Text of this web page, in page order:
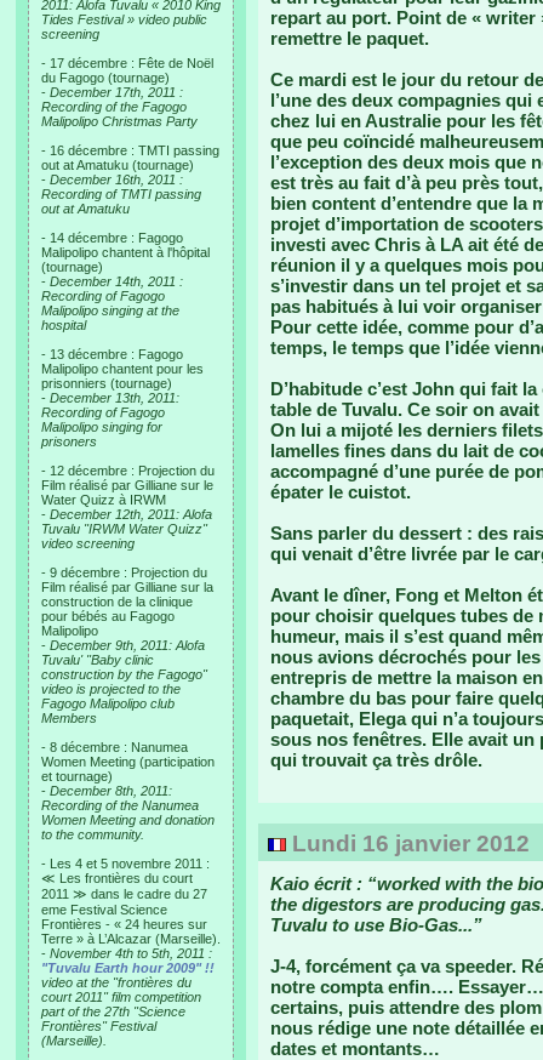
2011: Alofa Tuvalu « 2010 King
Tides Festival » video public
screening
- 17 décembre : Fête de Noël
du Fagogo (tournage)
- December 17th, 2011 :
Recording of the Fagogo
Malipolipo Christmas Party
- 16 décembre : TMTI passing
out at Amatuku (tournage)
- December 16th, 2011 :
Recording of TMTI passing
out at Amatuku
- 14 décembre : Fagogo
Malipolipo chantent à l'hôpital
(tournage)
- December 14th, 2011 :
Recording of Fagogo
Malipolipo singing at the
hospital
- 13 décembre : Fagogo
Malipolipo chantent pour les
prisonniers (tournage)
- December 13th, 2011:
Recording of Fagogo
Malipolipo singing for
prisoners
- 12 décembre : Projection du
Film réalisé par Gilliane sur le
Water Quizz à IRWM
- December 12th, 2011: Alofa
Tuvalu "IRWM Water Quizz"
video screening
- 9 décembre : Projection du
Film réalisé par Gilliane sur la
construction de la clinique
pour bébés au Fagogo
Malipolipo
- December 9th, 2011: Alofa
Tuvalu' "Baby clinic
construction by the Fagogo"
video is projected to the
Fagogo Malipolipo club
Members
- 8 décembre : Nanumea
Women Meeting (participation
et tournage)
- December 8th, 2011:
Recording of the Nanumea
Women Meeting and donation
to the community.
- Les 4 et 5 novembre 2011 :
≪ Les frontières du court
2011 ≫ dans le cadre du 27
eme Festival Science
Frontières - « 24 heures sur
Terre » à L’Alcazar (Marseille).
- November 4th to 5th, 2011 :
"Tuvalu Earth hour 2009" !!
video at the "frontières du
court 2011" film competition
part of the 27th "Science
Frontières" Festival
(Marseille).
repart au port. Point de «
remettre le paquet.
Ce mardi est le jour du retour
l’une des deux compagnies
chez lui en Australie pour les
que peu coïncidé
l’exception des deux mois que
est très au fait d’à peu près
bien content d’entendre que la
projet d’importation de
investi avec Chris à LA ait été
réunion il y a quelques mois
s’investir dans un tel projet et
pas habitués à lui voir
Pour cette idée, comme pour
temps, le temps que l’idée
D’habitude c’est John qui fait
table de Tuvalu. Ce soir on
On lui a mijoté les derniers
lamelles fines dans du lait de
accompagné d’une purée de
épater le cuistot.
Sans parler du dessert : des
qui venait d’être livrée par le
Avant le dîner, Fong et Melton
pour choisir quelques tubes de
humeur, mais il s’est quand
nous avions décrochés pour
entrepris de mettre la maison
chambre du bas pour faire
paquetait, Elega qui n’a
sous nos fenêtres. Elle avait
qui trouvait ça très drôle.
Lundi 16 janvier 2012
Kaio écrit : “worked with the
the digestors are producing
Tuvalu to use Bio-Gas...”
J-4, forcément ça va speeder.
notre compta enfin….
certains, puis attendre des
nous rédige une note détaillée
dates et montants…